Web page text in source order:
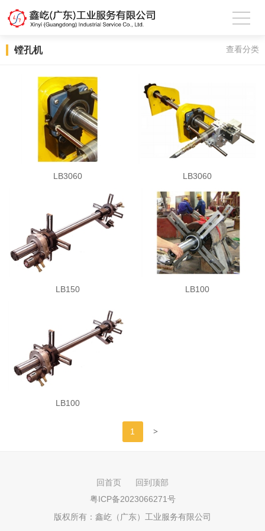
镗孔机 查看分类
LB3060 LB3060
LB150 LB100
LB100
1 >
回首页
回到顶部
粤ICP备2023066271号
版权所有： 鑫屹（广东）工业服务有限公司